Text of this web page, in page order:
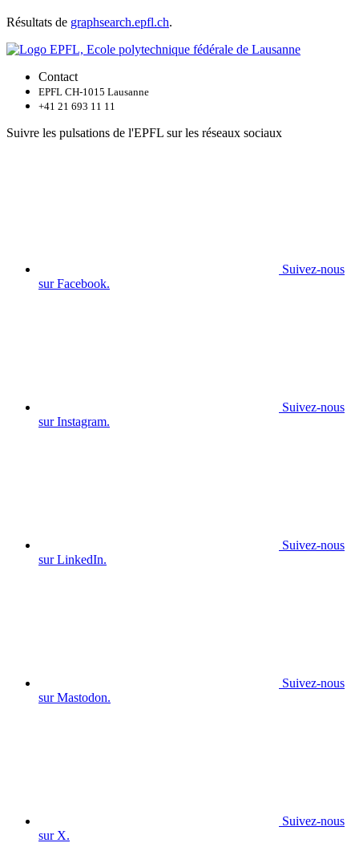
Résultats de graphsearch.epfl.ch.
Contact
EPFL CH-1015 Lausanne
+41 21 693 11 11
Suivre les pulsations de l'EPFL sur les réseaux sociaux
Suivez-nous
sur Facebook.
Suivez-nous
sur Instagram.
Suivez-nous
sur LinkedIn.
Suivez-nous
sur Mastodon.
Suivez-nous
sur X.